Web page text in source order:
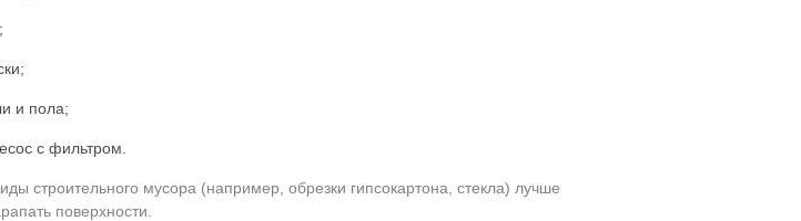
и пола;
с фильтром.
строительного мусора (например, обрезки гипсокартона, стекла) лучше
поверхности.